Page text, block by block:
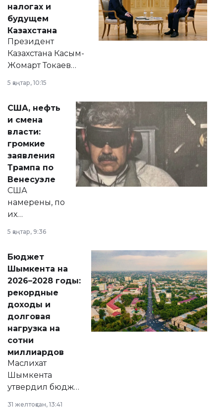
налогах и
будущем
Казахстана
Президент
Казахстана Касым-
Жомарт Токаев
сразу несколько
актуальных тем —
от слухов о
политических
реформах до
вопросов армии,
экономики и
личного здоровья.
5 қаңтар, 10:15
США, нефть
и смена
власти:
громкие
заявления
Трампа по
Венесуэле
США
намерены, по
их
принести
народу
Венесуэлы.
5 қаңтар, 9:36
Бюджет
Шымкента на
2026–2028 годы:
рекордные
доходы и
долговая
нагрузка на
сотни
миллиардов
Маслихат
Шымкента
утвердил бюджет
2028 годы.
31 желтоқсан, 13:41